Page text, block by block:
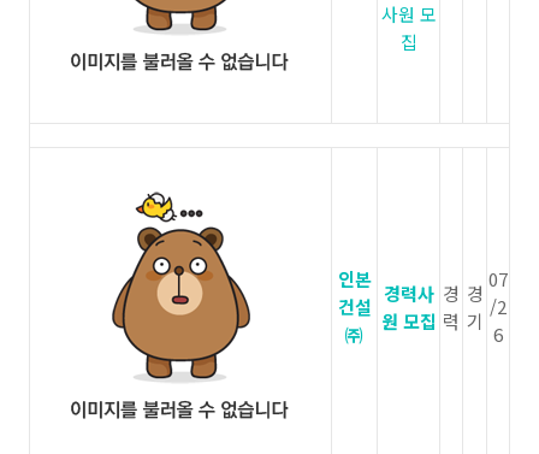
사원 모
집
인본
건설
㈜
경력사
원 모집
경
력
경
기
07
/2
6